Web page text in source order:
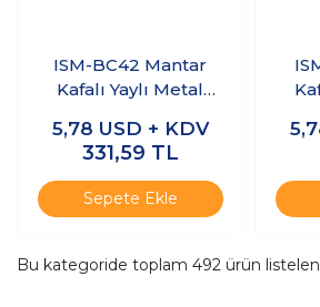
ISM-BC42 Mantar
Kafalı Yaylı Metal
5,78 USD + KDV
331,59 TL
Sepete Ekle
Bu kategoride toplam 492 ürün